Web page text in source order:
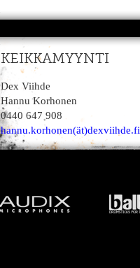
KEIKKAMYYNTI
Dex Viihde
Hannu Korhonen
0440 647 908
hannu.korhonen(ät)dexviihde.fi